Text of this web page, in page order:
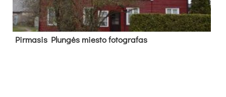
Pir­ma­sis Plun­gės mies­to fo­tog­ra­fas